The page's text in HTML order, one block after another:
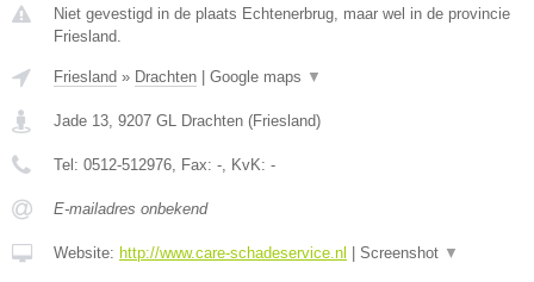
Niet gevestigd in de plaats Echtenerbrug, maar wel in de provincie
Friesland.
Friesland » Drachten Google maps ▼
Jade 13, 9207 GL Drachten (Friesland)
Tel: 0512-512976, Fax: -, KvK: -
E-mailadres onbekend
Website: http://www.care-schadeservice.nl Screenshot ▼